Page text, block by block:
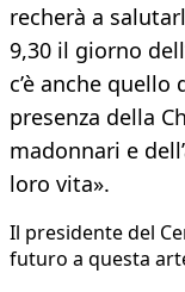
recherà a
9,30 il giorno
c’è anche
presenza della
madonnari e
loro vita».
Il presidente del
futuro a questa